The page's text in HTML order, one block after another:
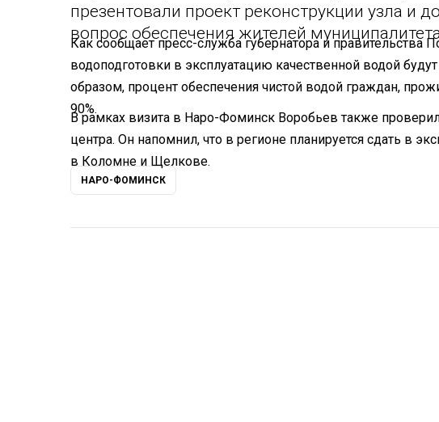
презентовали проект реконструкции узла и
вопрос обеспечения жителей
Как сообщает пресс-служба губернатора и правительства
водоподготовки в эксплуатацию качественной водой
образом, процент обеспечения чистой водой граждан,
90%.
В рамках визита в Наро-Фоминск Воробьев также проверил
центра. Он напомнил, что в регионе планируется сдать в
в Коломне и Щелкове.
НАРО-ФОМИНСК